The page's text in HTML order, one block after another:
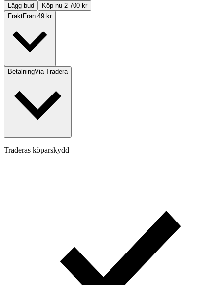
Lägg bud
Köp nu 2 700 kr
FraktFrån 49 kr
BetalningVia Tradera
Traderas köparskydd